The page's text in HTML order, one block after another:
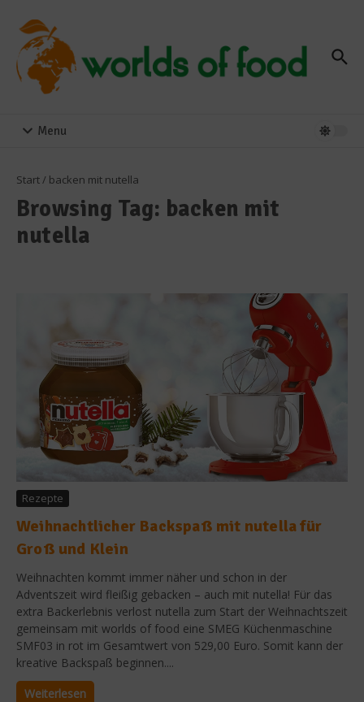
Menu
Start/ backen mit nutella
Browsing Tag: backen mit
nutella
Rezepte
Weihnachtlicher Backspaß mit nutella für
Groß und Klein
Weihnachten kommt immer näher und schon in der
Adventszeit wird fleißig gebacken – auch mit nutella! Für das
extra Backerlebnis verlost nutella zum Start der Weihnachtszeit
gemeinsam mit worlds of food eine SMEG Küchenmaschine
SMF03 in rot im Gesamtwert von 529,00 Euro. Somit kann der
kreative Backspaß beginnen....
Weiterlesen